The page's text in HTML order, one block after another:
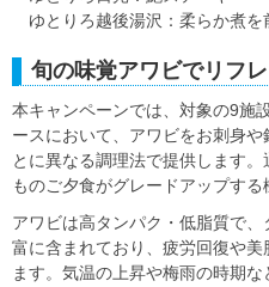
ゆとりろ越後湯沢：柔らか煮を
旬の味覚アワビでリフ
本キャンペーンでは、対象の9施
ースにおいて、アワビをお刺身
とに異なる調理法で提供します
ものご夕食がグレードアップする
アワビは高タンパク・低脂質で
富に含まれており、疲労回復や
ます。気温の上昇や梅雨の時期